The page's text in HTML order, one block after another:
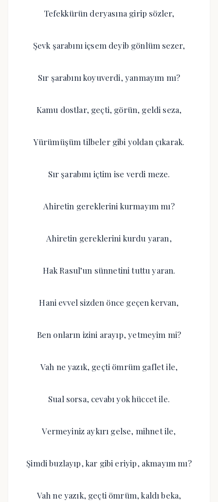
Tefekkürün deryasına girip sözler,
Şevk şarabını içsem deyib gönlüm sezer,
Sır şarabını koyuverdi, yanmayım mı?
Kamu dostlar, geçti, görün, geldi seza,
Yürümüşüm tilbeler gibi yoldan çıkarak.
Sır şarabını içtim ise verdi meze.
Ahiretin gereklerini kurmayım mı?
Ahiretin gereklerini kurdu yaran,
Hak Rasul’un sünnetini tuttu yaran.
Hani evvel sizden önce geçen kervan,
Ben onların izini arayıp, yetmeyim mi?
Vah ne yazık, geçti ömrüm gaflet ile,
Sual sorsa, cevabı yok hüccet ile.
Vermeyiniz aykırı gelse, mihnet ile,
Şimdi buzlayıp, kar gibi eriyip, akmayım mı?
Vah ne yazık, geçti ömrüm, kaldı beka,